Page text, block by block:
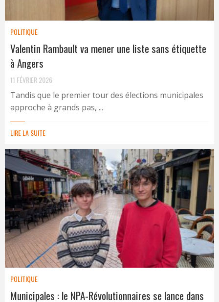
POLITIQUE
Valentin Rambault va mener une liste sans étiquette
à Angers
11 FÉVRIER 2026
Tandis que le premier tour des élections municipales
approche à grands pas, ...
LIRE LA SUITE
POLITIQUE
Municipales : le NPA-Révolutionnaires se lance dans